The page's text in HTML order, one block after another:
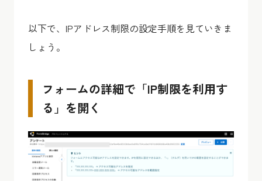
以下で、IPアドレス制限の設定手順を見ていきま
しょう。
フォームの詳細で「IP制限を利用す
る」を開く